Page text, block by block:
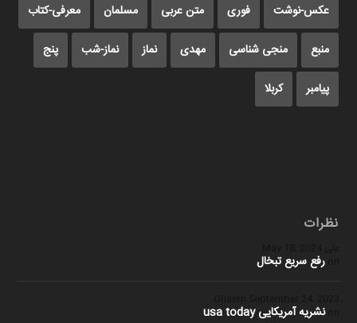
عکس-نوشت فوری متن عربی مسلمان معرفی-کتاب
منبع منجی شناسی مهدی نماز نماز-شب پنج
پیامبر کربلا
نظرات
علی
رفع سریع تبخال
نشریه آمریکایی usa today